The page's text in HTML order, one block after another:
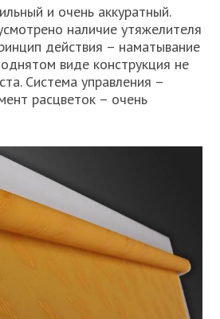
и очень аккуратный.
наличие утяжелителя
действия – наматывание
виде конструкция не
Система управления –
расцветок – очень